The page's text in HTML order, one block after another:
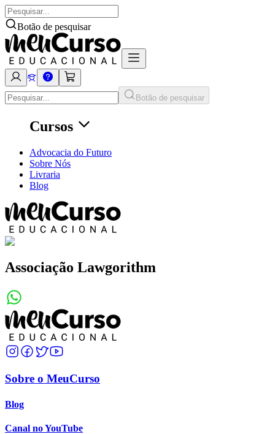
Botão de pesquisar
Botão de pesquisar
Cursos
Advocacia do Futuro
Sobre Nós
Livraria
Blog
Associação Lawgorithm
Sobre o MeuCurso
Blog
Canal no YouTube